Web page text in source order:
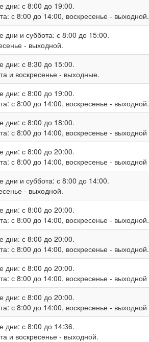
дни: с 8:00 до 19:00.
с 8:00 до 14:00, воскресенье - выходной.
дни и суббота: с 8:00 до 15:00.
- выходной.
дни: с 8:30 до 15:00.
и воскресенье - выходные.
дни: с 8:00 до 19:00.
с 8:00 до 14:00, воскресенье - выходной.
дни: с 8:00 до 18:00.
с 8:00 до 14:00, воскресенье - выходной
дни: с 8:00 до 20:00.
с 8:00 до 14:00, воскресенье - выходной
дни и суббота: с 8:00 до 14:00.
- выходной.
дни: с 8:00 до 20:00.
с 8:00 до 14:00, воскресенье - выходной.
дни: с 8:00 до 20:00.
с 8:00 до 14:00, воскресенье - выходной.
дни: с 8:00 до 20:00.
с 8:00 до 14:00, воскресенье - выходной
дни: с 8:00 до 20:00.
с 8:00 до 14:00, воскресенье - выходной
дни: с 8:00 до 14:36.
и воскресенье - выходной.